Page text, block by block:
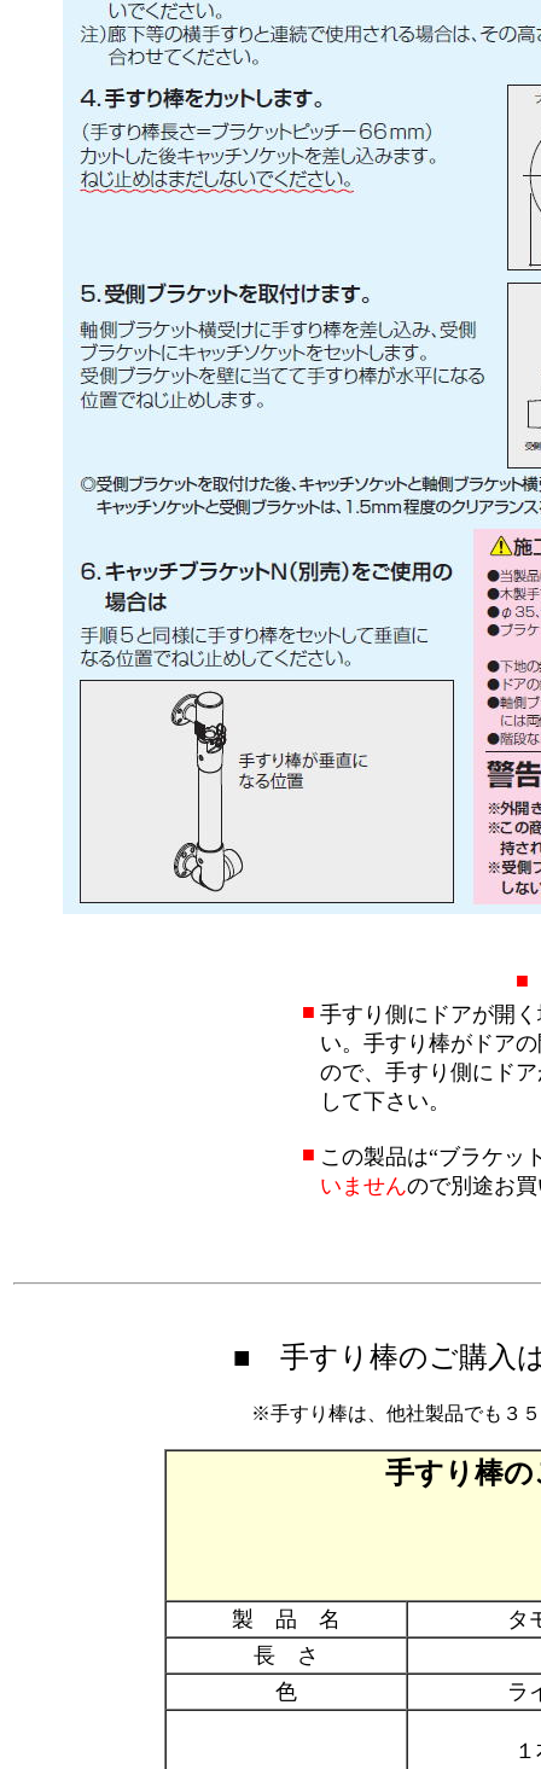
■
■ 手すり側にドアが開
い。手すり棒がドア
ので、手すり側にド
して下さい。
■ この製品は“ブラケッ
いませんので別途お
■ 手すり棒のご購入
※手すり棒は、他社製品でも３
手すり棒
製 品 名
タ
長 さ
色
ラ